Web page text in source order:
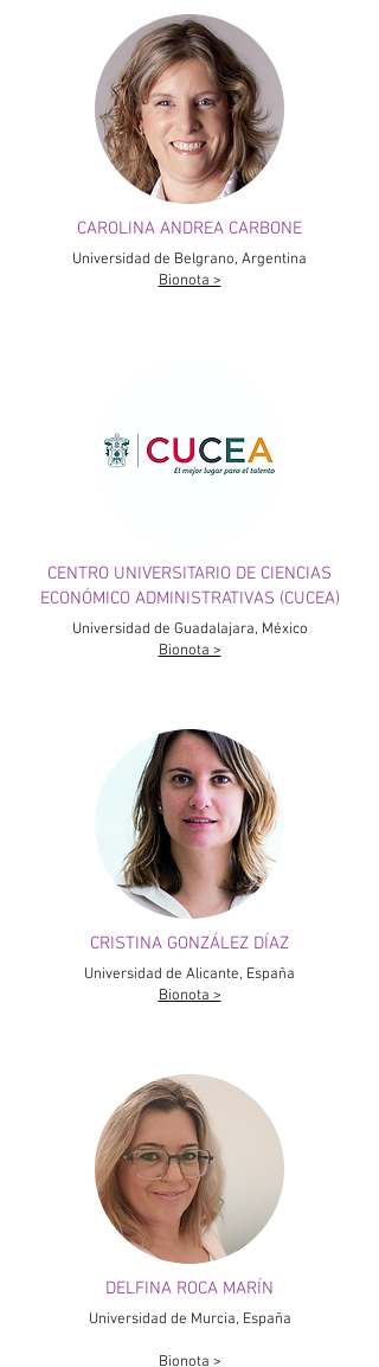
CAROLINA ANDREA CARBONE
Universidad de Belgrano, Argentina
Bionota >
CENTRO UNIVERSITARIO DE CIENCIAS
ECONÓMICO ADMINISTRATIVAS (CUCEA)
Universidad de Guadalajara, México
Bionota >
CRISTINA GONZÁLEZ DÍAZ
Universidad de Alicante, España
Bionota >
DELFINA ROCA MARÍN
Universidad de Murcia, España
Bionota >